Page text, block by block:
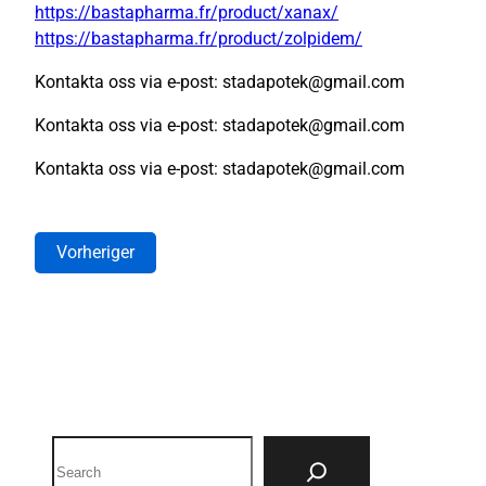
https://bastapharma.fr/product/xanax/
https://bastapharma.fr/product/zolpidem/
Kontakta oss via e-post: stadapotek@gmail.com
Kontakta oss via e-post: stadapotek@gmail.com
Kontakta oss via e-post: stadapotek@gmail.com
Vorheriger